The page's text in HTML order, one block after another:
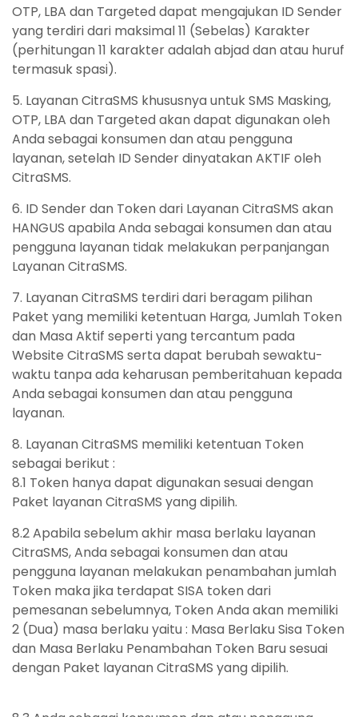
OTP, LBA dan Targeted dapat mengajukan ID Sender
yang terdiri dari maksimal 11 (Sebelas) Karakter
(perhitungan 11 karakter adalah abjad dan atau huruf
termasuk spasi).
5. Layanan CitraSMS khususnya untuk SMS Masking,
OTP, LBA dan Targeted akan dapat digunakan oleh
Anda sebagai konsumen dan atau pengguna
layanan, setelah ID Sender dinyatakan AKTIF oleh
CitraSMS.
6. ID Sender dan Token dari Layanan CitraSMS akan
HANGUS apabila Anda sebagai konsumen dan atau
pengguna layanan tidak melakukan perpanjangan
Layanan CitraSMS.
7. Layanan CitraSMS terdiri dari beragam pilihan
Paket yang memiliki ketentuan Harga, Jumlah Token
dan Masa Aktif seperti yang tercantum pada
Website CitraSMS serta dapat berubah sewaktu-
waktu tanpa ada keharusan pemberitahuan kepada
Anda sebagai konsumen dan atau pengguna
layanan.
8. Layanan CitraSMS memiliki ketentuan Token
sebagai berikut :
8.1 Token hanya dapat digunakan sesuai dengan
Paket layanan CitraSMS yang dipilih.
8.2 Apabila sebelum akhir masa berlaku layanan
CitraSMS, Anda sebagai konsumen dan atau
pengguna layanan melakukan penambahan jumlah
Token maka jika terdapat SISA token dari
pemesanan sebelumnya, Token Anda akan memiliki
2 (Dua) masa berlaku yaitu : Masa Berlaku Sisa Token
dan Masa Berlaku Penambahan Token Baru sesuai
dengan Paket layanan CitraSMS yang dipilih.